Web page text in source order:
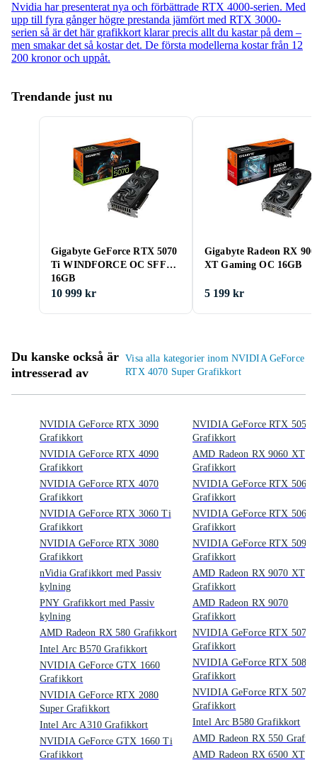
Nvidia har presenterat nya och förbättrade RTX 4000-serien. Med
upp till fyra gånger högre prestanda jämfört med RTX 3000-
serien så är det här grafikkort klarar precis allt du kastar på dem –
men smakar det så kostar det. De första modellerna kostar från 12
200 kronor och uppåt.
Trendande just nu
Gigabyte GeForce RTX 5070
Ti WINDFORCE OC SFF
16GB
10 999 kr
Gigabyte Radeon RX
XT Gaming OC 16GB
5 199 kr
Du kanske också är
intresserad av
Visa alla kategorier inom NVIDIA GeForce
RTX 4070 Super Grafikkort
NVIDIA GeForce RTX 3090
Grafikkort
NVIDIA GeForce RTX 4090
Grafikkort
NVIDIA GeForce RTX 4070
Grafikkort
NVIDIA GeForce RTX 3060 Ti
Grafikkort
NVIDIA GeForce RTX 3080
Grafikkort
nVidia Grafikkort med Passiv
kylning
PNY Grafikkort med Passiv
kylning
AMD Radeon RX 580 Grafikkort
Intel Arc B570 Grafikkort
NVIDIA GeForce GTX 1660
Grafikkort
NVIDIA GeForce RTX 2080
Super Grafikkort
Intel Arc A310 Grafikkort
NVIDIA GeForce GTX 1660 Ti
Grafikkort
NVIDIA GeForce RTX 5050
Grafikkort
AMD Radeon RX 9060 XT
Grafikkort
NVIDIA GeForce RTX 5060
Grafikkort
NVIDIA GeForce RTX 5060
Grafikkort
NVIDIA GeForce RTX 5090
Grafikkort
AMD Radeon RX 9070 XT
Grafikkort
AMD Radeon RX 9070
Grafikkort
NVIDIA GeForce RTX 5070
Grafikkort
NVIDIA GeForce RTX 5080
Grafikkort
NVIDIA GeForce RTX 5070
Grafikkort
Intel Arc B580 Grafikkort
AMD Radeon RX 550
AMD Radeon RX 6500 XT